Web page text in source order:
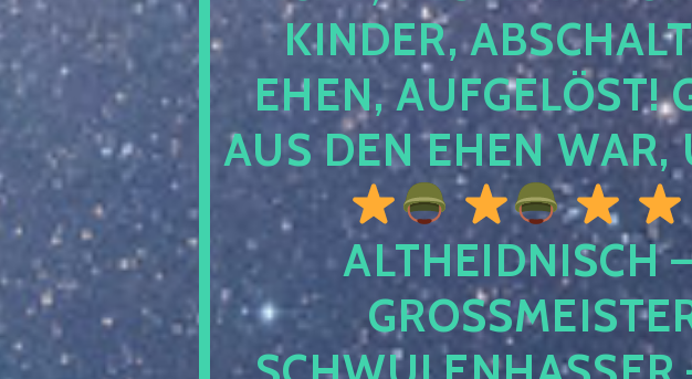
NDER,
EN, AUFGELÖST!
S DEN EHEN WAR,
ALTHEIDNISCH